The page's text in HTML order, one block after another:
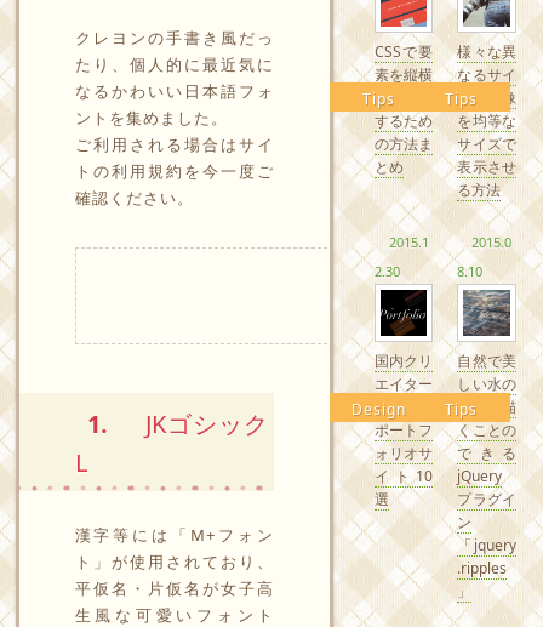
クレヨンの手書き風だっ
たり、個人的に最近気に
なるかわいい日本語フォ
ントを集めました。
ご利用される場合はサイ
トの利用規約を今一度ご
確認ください。
1.
JKゴシック
L
漢字等には「M+フォン
ト」が使用されており、
平仮名・片仮名が女子高
生風な可愛いフォント
Tips
CSSで要
素を縦横
中央配置
するため
の方法ま
とめ
Tips
様々な異
なるサイ
ズの画像
を均等な
サイズで
表示させ
る方法
2015.1
2.30
Design
国内クリ
エイター
の素敵な
ポートフ
ォリオサ
イト10
選
2015.0
8.10
Tips
自然で美
しい水の
波紋を描
くことの
できる
jQuery
プラグイ
ン
「jquery
.ripples
」